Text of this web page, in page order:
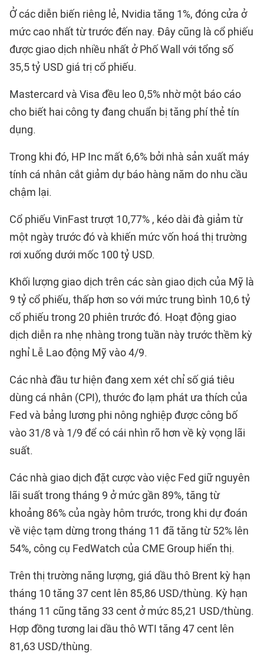
Ở các diễn biến riêng lẻ, Nvidia tăng 1%, đóng cửa ở
mức cao nhất từ trước đến nay. Đây cũng là cổ phiếu
được giao dịch nhiều nhất ở Phố Wall với tổng số
35,5 tỷ USD giá trị cổ phiếu.
Mastercard và Visa đều leo 0,5% nhờ một báo cáo
cho biết hai công ty đang chuẩn bị tăng phí thẻ tín
dụng.
Trong khi đó, HP Inc mất 6,6% bởi nhà sản xuất máy
tính cá nhân cắt giảm dự báo hàng năm do nhu cầu
chậm lại.
Cổ phiếu VinFast trượt 10,77% , kéo dài đà giảm từ
một ngày trước đó và khiến mức vốn hoá thị trường
rơi xuống dưới mốc 100 tỷ USD.
Khối lượng giao dịch trên các sàn giao dịch của Mỹ là
9 tỷ cổ phiếu, thấp hơn so với mức trung bình 10,6 tỷ
cổ phiếu trong 20 phiên trước đó. Hoạt động giao
dịch diễn ra nhẹ nhàng trong tuần này trước thềm kỳ
nghỉ Lễ Lao động Mỹ vào 4/9.
Các nhà đầu tư hiện đang xem xét chỉ số giá tiêu
dùng cá nhân (CPI), thước đo lạm phát ưa thích của
Fed và bảng lương phi nông nghiệp được công bố
vào 31/8 và 1/9 để có cái nhìn rõ hơn về kỳ vọng lãi
suất.
Các nhà giao dịch đặt cược vào việc Fed giữ nguyên
lãi suất trong tháng 9 ở mức gần 89%, tăng từ
khoảng 86% của ngày hôm trước, trong khi dự đoán
về việc tạm dừng trong tháng 11 đã tăng từ 52% lên
54%, công cụ FedWatch của CME Group hiển thị.
Trên thị trường năng lượng, giá dầu thô Brent kỳ hạn
tháng 10 tăng 37 cent lên 85,86 USD/thùng. Kỳ hạn
tháng 11 cũng tăng 33 cent ở mức 85,21 USD/thùng.
Hợp đồng tương lai dầu thô WTI tăng 47 cent lên
81,63 USD/thùng.